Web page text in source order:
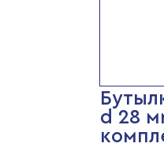
d 28